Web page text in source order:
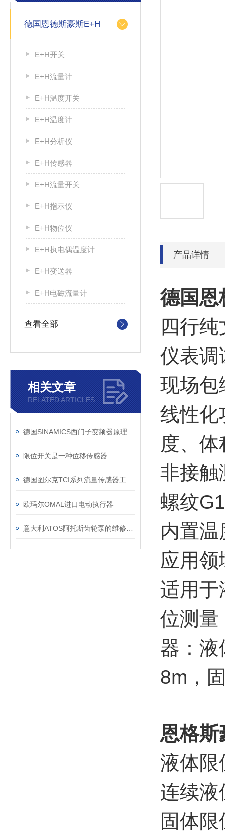
德国恩德斯豪斯E+H
E+H开关
E+H流量计
E+H温度开关
E+H温度计
E+H分析仪
E+H传感器
E+H流量开关
E+H指示仪
E+H物位仪
E+H执电偶温度计
E+H变送器
E+H电磁流量计
查看全部
相关文章
RELATED ARTICLES
限位开关是一种位移传感器
欧玛尔OMAL进口电动执行器
产品详情
德国恩
四行
仪表调
现场包
线性化
度、
非接触
螺纹
内置
应用领
适用于
位测
器：液
8m，
恩格斯
液体限
连续液
固体